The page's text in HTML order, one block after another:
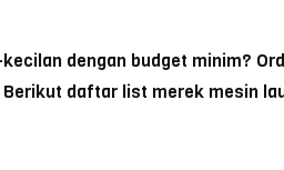
dengan budget minim?
daftar list merek mesin